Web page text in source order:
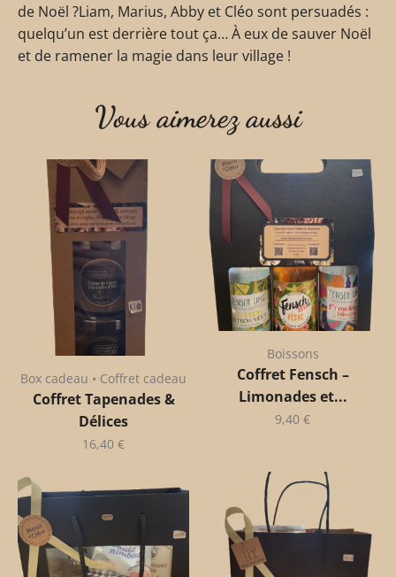
de Noël ?Liam, Marius, Abby et Cléo sont persuadés :
quelqu’un est derrière tout ça… À eux de sauver Noël
et de ramener la magie dans leur village !
Vous aimerez aussi
Box cadeau • Coffret cadeau
Coffret Tapenades &
Délices
16,40 €
Boissons
Coffret Fensch –
Limonades et...
9,40 €